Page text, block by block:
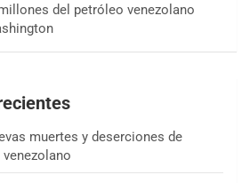
del petróleo venezolano
muertes y deserciones de